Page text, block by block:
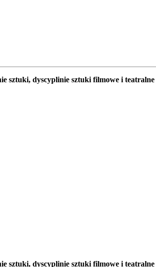
sztuki, dyscyplinie sztuki filmowe i
sztuki, dyscyplinie sztuki filmowe i